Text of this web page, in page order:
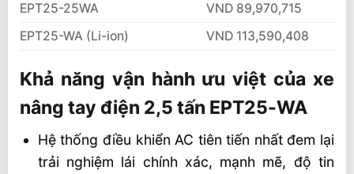
EPT25-25WA
VND 89,970,715
EPT25-WA (Li-ion)
VND 113,590,408
Khả năng vận hành ưu việt của xe
nâng tay điện 2,5 tấn EPT25-WA
Hệ thống điều khiển AC tiên tiến nhất đem lại
trải nghiệm lái chính xác, mạnh mẽ, độ tin